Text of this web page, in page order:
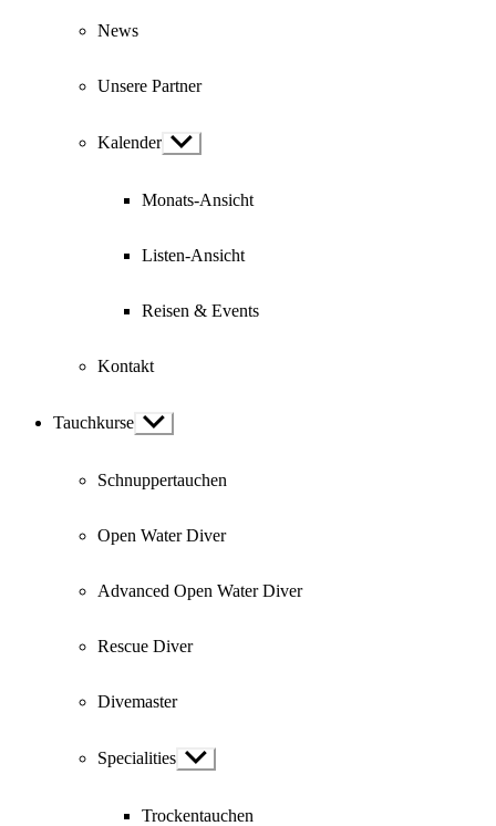
News
Unsere Partner
Kalender Show
sub
Monats-Ansicht
Listen-Ansicht
Reisen & Events
Kontakt
Tauchkurse Show
sub
Schnuppertauchen
Open Water Diver
Advanced Open Water Diver
Rescue Diver
Divemaster
Specialities Show
sub
Trockentauchen